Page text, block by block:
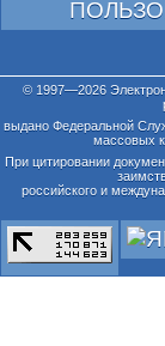
© 1997—2026
выдано Федеральной
массовых
При цитировании
российского и